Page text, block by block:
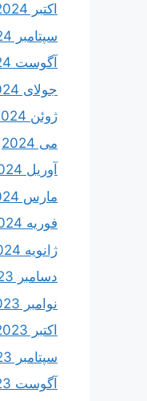
اکتبر 2024
سپتامبر 2024
آگوست 2024
جولای 2024
ژوئن 2024
می 2024
آوریل 2024
مارس 2024
فوریه 2024
ژانویه 2024
دسامبر 2023
نوامبر 2023
اکتبر 2023
سپتامبر 2023
آگوست 2023